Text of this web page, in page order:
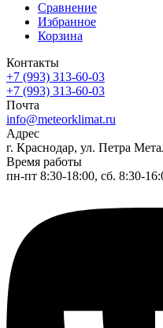
Сравнение
Избранное
Корзина
Контакты
+7 (993) 313-60-03
+7 (993) 313-60-03
Почта
info@meteorklimat.ru
Адрес
г. Краснодар, ул. Петра
Время работы
пн-пт 8:30-18:00, сб. 8:30-